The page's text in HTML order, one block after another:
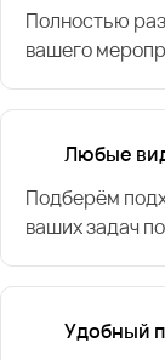
Полностью
вашего
Любые
Подберём
ваших задач
Удобный